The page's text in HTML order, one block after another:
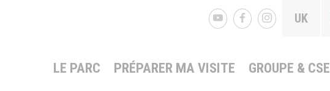
UK
LE PARC PRÉPARER MA VISITE GROUPE & CSE